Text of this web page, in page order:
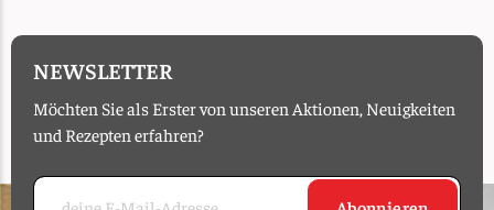
NEWSLETTER
Möchten Sie als Erster von unseren Aktionen, Neuigkeiten
und Rezepten erfahren?